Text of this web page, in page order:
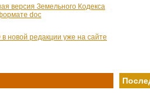
версия Земельного Кодекса
doc
новой редакции уже на сайте